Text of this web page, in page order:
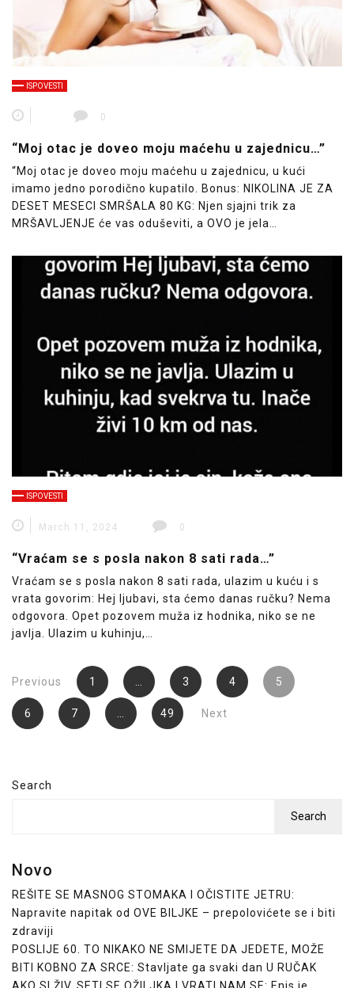
ISPOVESTI
0
“Moj otac je doveo moju maćehu u zajednicu…”
“Moj otac je doveo moju maćehu u zajednicu, u kući
imamo jedno porodično kupatilo. Bonus: NIKOLINA JE ZA
DESET MESECI SMRŠALA 80 KG: Njen sjajni trik za
MRŠAVLJENJE će vas oduševiti, a OVO je jela…
ISPOVESTI
March 11, 2024 0
“Vraćam se s posla nakon 8 sati rada…”
Vraćam se s posla nakon 8 sati rada, ulazim u kuću i s
vrata govorim: Hej ljubavi, sta ćemo danas ručku? Nema
odgovora. Opet pozovem muža iz hodnika, niko se ne
javlja. Ulazim u kuhinju,…
Posts
pagination
Previous 1 3 4 5
6 7 49 Next
Search
Search
Novo
REŠITE SE MASNOG STOMAKA I OČISTITE JETRU:
Napravite napitak od OVE BILJKE – prepolovićete se i biti
zdraviji
POSLIJE 60. TO NIKAKO NE SMIJETE DA JEDETE, MOŽE
BITI KOBNO ZA SRCE: Stavljate ga svaki dan U RUČAK
AKO SI ŽIV, SETI SE OŽILJKA I VRATI NAM SE: Enis je